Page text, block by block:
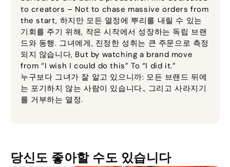
to creators – Not to chase massive orders from
the start, 하지만 모든 열정에 뿌리를 내릴 수 있는
기회를 주기 위해, 작은 시작에서 성장하는 독립 브랜
드와 동행. 그녀에게, 진정한 성취는 큰 주문으로 측정
되지 않습니다, But by watching a brand move
from “I wish I could do this” To “I did it.”
누구보다 그녀가 잘 알고 있으니까: 모든 브랜드 뒤에
는 포기하지 않는 사람이 있습니다., 그리고 사라지기
를 거부하는 열정.
당신도 좋아할 수도 있습니다